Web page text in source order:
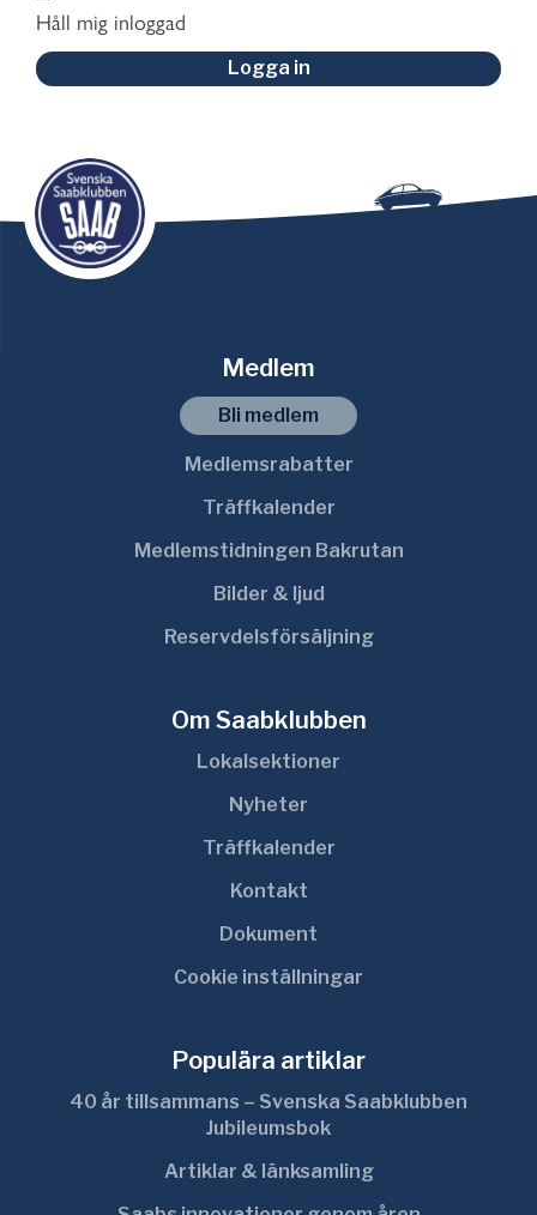
Håll mig inloggad
Logga in
Medlem
Bli medlem
Medlemsrabatter
Träffkalender
Medlemstidningen Bakrutan
Bilder & ljud
Reservdelsförsäljning
Om Saabklubben
Lokalsektioner
Nyheter
Träffkalender
Kontakt
Dokument
Cookie inställningar
Populära artiklar
40 år tillsammans – Svenska Saabklubben
Jubileumsbok
Artiklar & länksamling